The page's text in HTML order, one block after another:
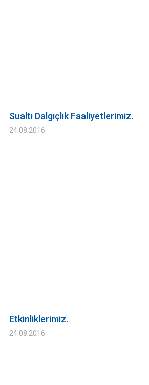
Sualtı Dalgıçlık Faaliyetlerimiz.
24.08.2016
Etkinliklerimiz.
24.08.2016